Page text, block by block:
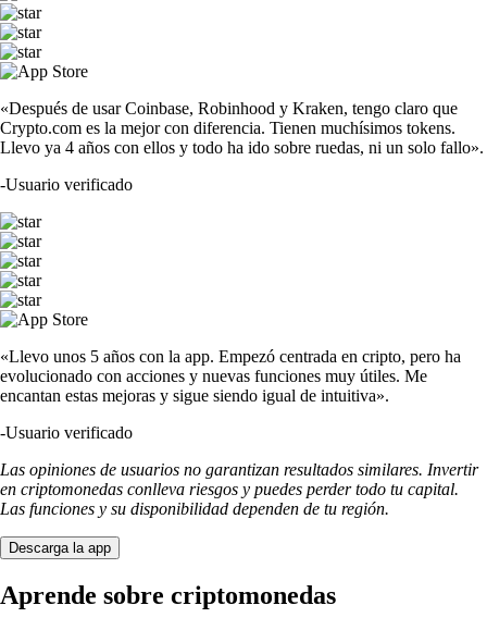
«Después de usar Coinbase, Robinhood y Kraken, tengo claro que
Crypto.com es la mejor con diferencia. Tienen muchísimos tokens.
Llevo ya 4 años con ellos y todo ha ido sobre ruedas, ni un solo fallo».
-Usuario verificado
«Llevo unos 5 años con la app. Empezó centrada en cripto, pero ha
evolucionado con acciones y nuevas funciones muy útiles. Me
encantan estas mejoras y sigue siendo igual de intuitiva».
-Usuario verificado
Las opiniones de usuarios no garantizan resultados similares. Invertir
en criptomonedas conlleva riesgos y puedes perder todo tu capital.
Las funciones y su disponibilidad dependen de tu región.
Descarga la app
Aprende sobre criptomonedas